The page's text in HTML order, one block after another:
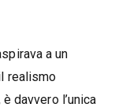
a un
realismo
davvero l’unica